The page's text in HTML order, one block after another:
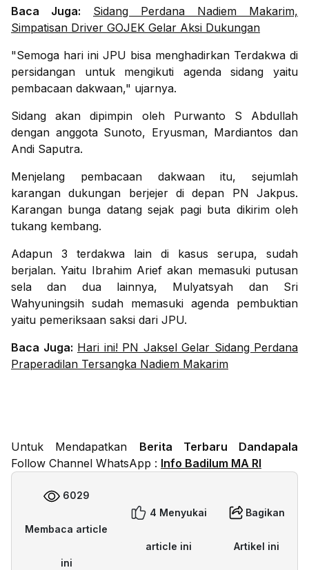
Baca Juga:
Sidang Perdana Nadiem Makarim,
Simpatisan Driver GOJEK Gelar Aksi Dukungan
"Semoga hari ini JPU bisa menghadirkan Terdakwa di
persidangan untuk mengikuti agenda sidang yaitu
pembacaan dakwaan," ujarnya.
Sidang akan dipimpin oleh Purwanto S Abdullah
dengan anggota Sunoto, Eryusman, Mardiantos dan
Andi Saputra.
Menjelang pembacaan dakwaan itu, sejumlah
karangan dukungan berjejer di depan PN Jakpus.
Karangan bunga datang sejak pagi buta dikirim oleh
tukang kembang.
Adapun 3 terdakwa lain di kasus serupa, sudah
berjalan. Yaitu Ibrahim Arief akan memasuki putusan
sela dan dua lainnya, Mulyatsyah dan Sri
Wahyuningsih sudah memasuki agenda pembuktian
yaitu pemeriksaan saksi dari JPU.
Baca Juga: Hari ini! PN Jaksel Gelar Sidang Perdana
Praperadilan Tersangka Nadiem Makarim
Untuk Mendapatkan Berita Terbaru Dandapala
Follow Channel WhatsApp : Info Badilum MA RI
6029
Membaca article
ini
4 Menyukai
article ini
Bagikan
Artikel ini